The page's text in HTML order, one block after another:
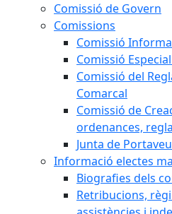
Comissió de Govern
Comissions
Comissió
Comissió
Comissió del
Comarcal
Comissió de
ordenances,
Junta de
Informació electes
Biografies dels
Retribucions,